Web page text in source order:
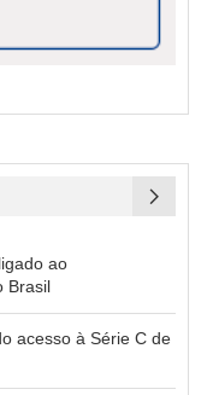
ao
Brasil
acesso à Série C de